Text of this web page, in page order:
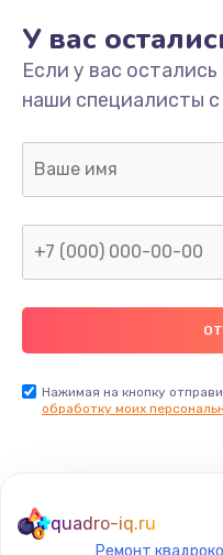
Замена/
Ремонт
У вас
Если у вас
наши специалисты
Нажимая на кнопку
обработку моих
quadro-iq.ru
Ремонт